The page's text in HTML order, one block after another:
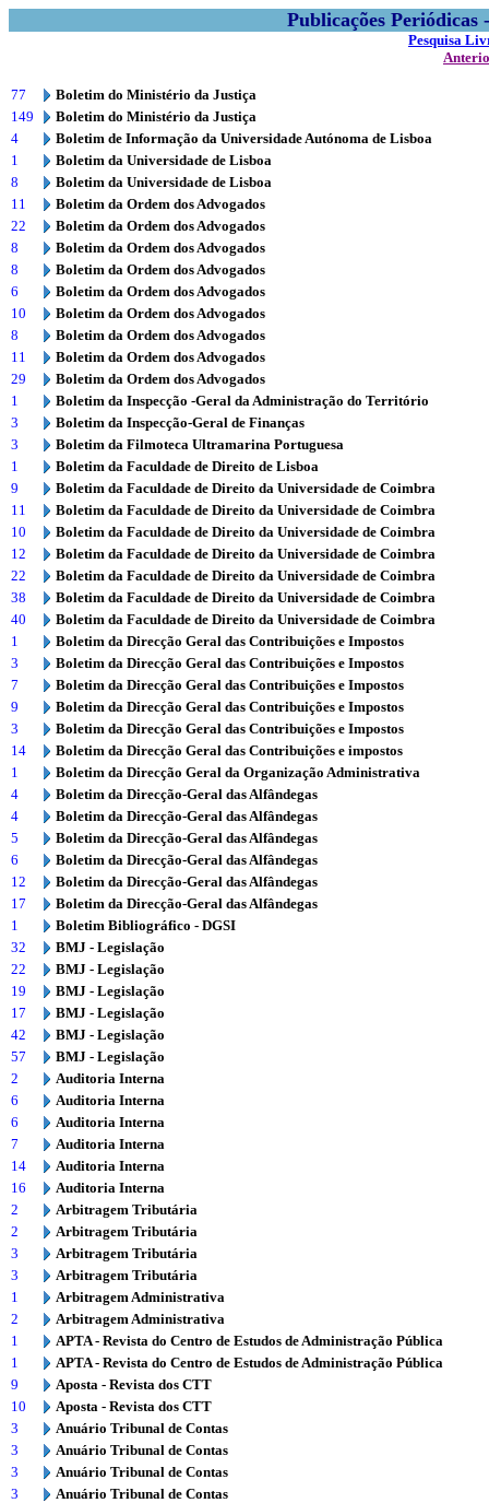
Publicações
Pesquisa
77
Boletim do Ministério da Justiça
149
Boletim do Ministério da Justiça
4
Boletim de Informação da Universidade Autónoma de Lisboa
1
Boletim da Universidade de Lisboa
8
Boletim da Universidade de Lisboa
11
Boletim da Ordem dos Advogados
22
Boletim da Ordem dos Advogados
8
Boletim da Ordem dos Advogados
8
Boletim da Ordem dos Advogados
6
Boletim da Ordem dos Advogados
10
Boletim da Ordem dos Advogados
8
Boletim da Ordem dos Advogados
11
Boletim da Ordem dos Advogados
29
Boletim da Ordem dos Advogados
1
Boletim da Inspecção -Geral da Administração do Território
3
Boletim da Inspecção-Geral de Finanças
3
Boletim da Filmoteca Ultramarina Portuguesa
1
Boletim da Faculdade de Direito de Lisboa
9
Boletim da Faculdade de Direito da Universidade de Coimbra
11
Boletim da Faculdade de Direito da Universidade de Coimbra
10
Boletim da Faculdade de Direito da Universidade de Coimbra
12
Boletim da Faculdade de Direito da Universidade de Coimbra
22
Boletim da Faculdade de Direito da Universidade de Coimbra
38
Boletim da Faculdade de Direito da Universidade de Coimbra
40
Boletim da Faculdade de Direito da Universidade de Coimbra
1
Boletim da Direcção Geral das Contribuições e Impostos
3
Boletim da Direcção Geral das Contribuições e Impostos
7
Boletim da Direcção Geral das Contribuições e Impostos
9
Boletim da Direcção Geral das Contribuições e Impostos
3
Boletim da Direcção Geral das Contribuições e Impostos
14
Boletim da Direcção Geral das Contribuições e impostos
1
Boletim da Direcção Geral da Organização Administrativa
4
Boletim da Direcção-Geral das Alfândegas
4
Boletim da Direcção-Geral das Alfândegas
5
Boletim da Direcção-Geral das Alfândegas
6
Boletim da Direcção-Geral das Alfândegas
12
Boletim da Direcção-Geral das Alfândegas
17
Boletim da Direcção-Geral das Alfândegas
1
Boletim Bibliográfico - DGSI
32
BMJ - Legislação
22
BMJ - Legislação
19
BMJ - Legislação
17
BMJ - Legislação
42
BMJ - Legislação
57
BMJ - Legislação
2
Auditoria Interna
6
Auditoria Interna
6
Auditoria Interna
7
Auditoria Interna
14
Auditoria Interna
16
Auditoria Interna
2
Arbitragem Tributária
2
Arbitragem Tributária
3
Arbitragem Tributária
3
Arbitragem Tributária
1
Arbitragem Administrativa
2
Arbitragem Administrativa
1
APTA - Revista do Centro de Estudos de Administração Pública
1
APTA - Revista do Centro de Estudos de Administração Pública
9
Aposta - Revista dos CTT
10
Aposta - Revista dos CTT
3
Anuário Tribunal de Contas
3
Anuário Tribunal de Contas
3
Anuário Tribunal de Contas
3
Anuário Tribunal de Contas